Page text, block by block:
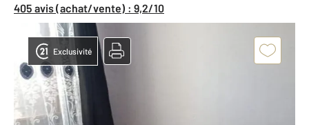
405 avis (achat/vente) : 9,2/10
Exclusivité